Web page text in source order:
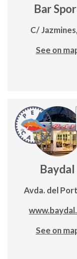
Bar
C/
See on
Baydal
Avda. del
See on